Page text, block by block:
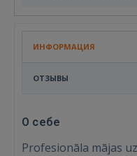
ИНФОРМАЦИЯ
ОТЗЫВЫ
О себе
Profesionāla mājas